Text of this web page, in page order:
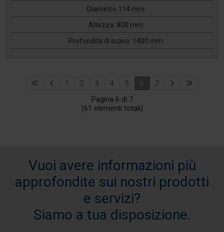
Diametro 114 mm
Altezza: 800 mm
Profondità di scavo: 1400 mm
1 2 3 4 5 6 7
Pagina 6 di 7
(61 elementi totali)
Vuoi avere informazioni più
approfondite sui nostri prodotti
e servizi?
Siamo a tua disposizione.